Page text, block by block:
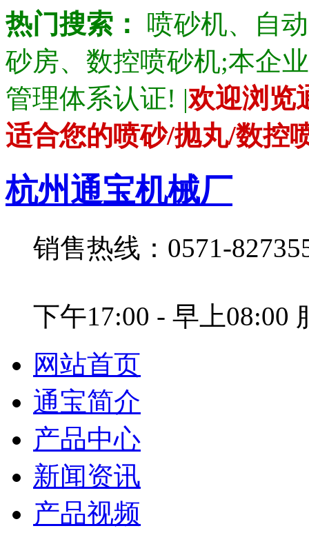
热门搜索：
喷砂机、自
砂房、数控喷砂机;本企
管理体系认证! |欢迎浏览
适合您的喷砂/抛丸/数控
杭州通宝机械厂
销售热线：0571-
下午17:00 - 早上08:00
网站首页
通宝简介
产品中心
新闻资讯
产品视频